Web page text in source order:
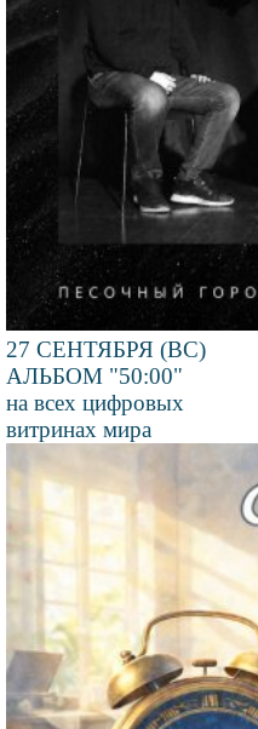
27 СЕНТЯБРЯ (ВС)
АЛЬБОМ "50:00"
на всех цифровых
витринах мира
изображения